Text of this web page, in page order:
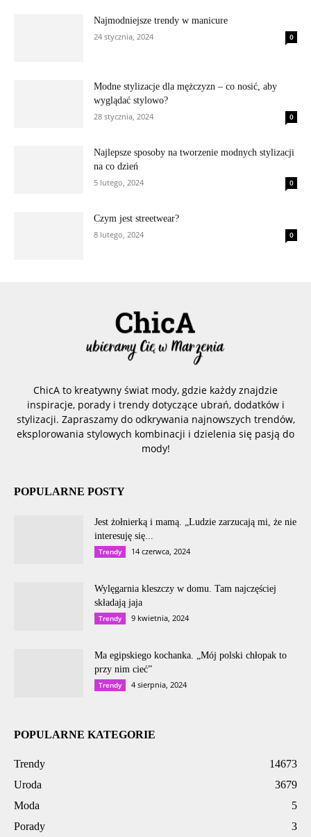
Najmodniejsze trendy w manicure
24 stycznia, 2024
0
Modne stylizacje dla mężczyzn – co nosić, aby
wyglądać stylowo?
28 stycznia, 2024
0
Najlepsze sposoby na tworzenie modnych stylizacji
na co dzień
5 lutego, 2024
0
Czym jest streetwear?
8 lutego, 2024
0
ChicA to kreatywny świat mody, gdzie każdy znajdzie
inspiracje, porady i trendy dotyczące ubrań, dodatków i
stylizacji. Zapraszamy do odkrywania najnowszych trendów,
eksplorowania stylowych kombinacji i dzielenia się pasją do
mody!
POPULARNE POSTY
Jest żołnierką i mamą. „Ludzie zarzucają mi, że nie
interesuję się...
Trendy 14 czerwca, 2024
Wylęgarnia kleszczy w domu. Tam najczęściej
składają jaja
Trendy 9 kwietnia, 2024
Ma egipskiego kochanka. „Mój polski chłopak to
przy nim cieć”
Trendy 4 sierpnia, 2024
POPULARNE KATEGORIE
Trendy
14673
Uroda
3679
Moda
5
Porady
3